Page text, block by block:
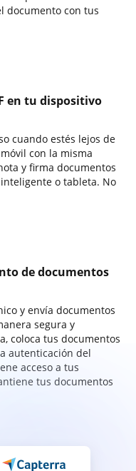
documento con tus
en tu dispositivo
cuando estés lejos de
con la misma
y firma documentos
o tableta. No
de documentos
y envía documentos
segura y
coloca tus documentos
autenticación del
acceso a tus
tus documentos